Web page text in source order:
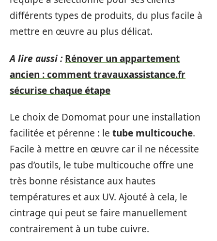
différents types de produits, du plus facile à
mettre en œuvre au plus délicat.
A lire aussi : Rénover un appartement
ancien : comment travauxassistance.fr
sécurise chaque étape
Le choix de Domomat pour une installation
facilitée et pérenne : le tube multicouche.
Facile à mettre en œuvre car il ne nécessite
pas d’outils, le tube multicouche offre une
très bonne résistance aux hautes
températures et aux UV. Ajouté à cela, le
cintrage qui peut se faire manuellement
contrairement à un tube cuivre.